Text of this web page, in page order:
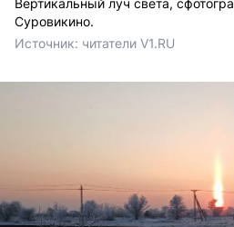
Вертикальный луч света,
Суровикино.
Источник: читатели V1.RU